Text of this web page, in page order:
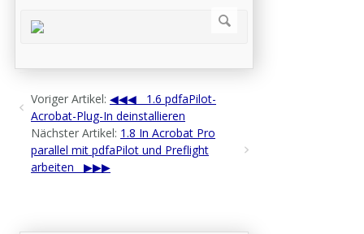
Voriger Artikel:
1.6 pdfaPilot-
Acrobat-Plug-In deinstallieren
Nächster Artikel: 1.8 In Acrobat Pro
parallel mit pdfaPilot und Preflight
arbeiten